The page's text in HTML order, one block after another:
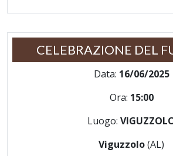
CELEBRAZIONE DEL
Data: 16/06/2025
Ora: 15:00
Luogo:
Viguzzolo(AL)